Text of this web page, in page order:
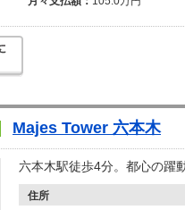
Majes Tower 六本木
六本木駅徒歩4分。都心の躍
住所